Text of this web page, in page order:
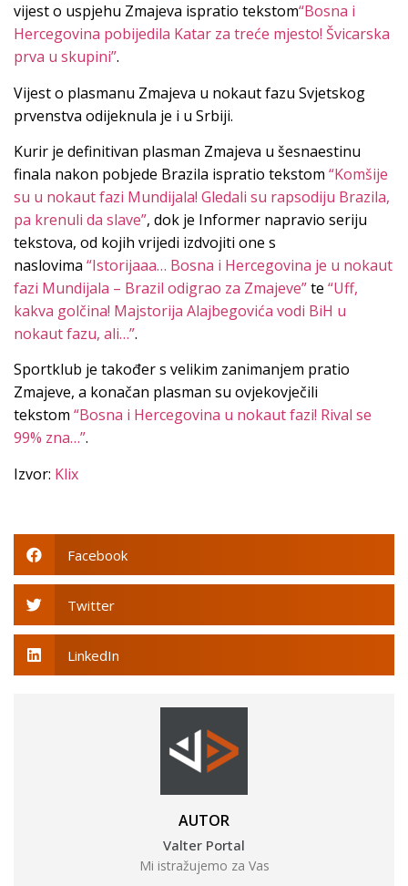
vijest o uspjehu Zmajeva ispratio tekstom“Bosna i
Hercegovina pobijedila Katar za treće mjesto! Švicarska
prva u skupini”.
Vijest o plasmanu Zmajeva u nokaut fazu Svjetskog
prvenstva odijeknula je i u Srbiji.
Kurir je definitivan plasman Zmajeva u šesnaestinu
finala nakon pobjede Brazila ispratio tekstom “Komšije
su u nokaut fazi Mundijala! Gledali su rapsodiju Brazila,
pa krenuli da slave”, dok je Informer napravio seriju
tekstova, od kojih vrijedi izdvojiti one s
naslovima “Istorijaaa… Bosna i Hercegovina je u nokaut
fazi Mundijala – Brazil odigrao za Zmajeve”te “Uff,
kakva golčina! Majstorija Alajbegovića vodi BiH u
nokaut fazu, ali…”.
Sportklub je također s velikim zanimanjem pratio
Zmajeve, a konačan plasman su ovjekovječili
tekstom “Bosna i Hercegovina u nokaut fazi! Rival se
99% zna…”.
Izvor: Klix
Facebook
Twitter
LinkedIn
AUTOR
Valter Portal
Mi istražujemo za Vas